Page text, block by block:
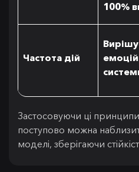
100%
Частота дій
Застосовуючи ці
поступово можна
моделі, зберігаючи